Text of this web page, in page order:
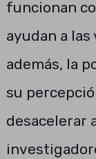
funcionan
ayudan a las
además, la
su
desacelerar